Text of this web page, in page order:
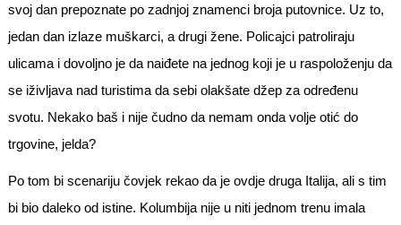
svoj dan prepoznate po zadnjoj znamenci broja putovnice. Uz to,
jedan dan izlaze muškarci, a drugi žene. Policajci patroliraju
ulicama i dovoljno je da naiđete na jednog koji je u raspoloženju da
se iživljava nad turistima da sebi olakšate džep za određenu
svotu. Nekako baš i nije čudno da nemam onda volje otić do
trgovine, jelda?
Po tom bi scenariju čovjek rekao da je ovdje druga Italija, ali s tim
bi bio daleko od istine. Kolumbija nije u niti jednom trenu imala